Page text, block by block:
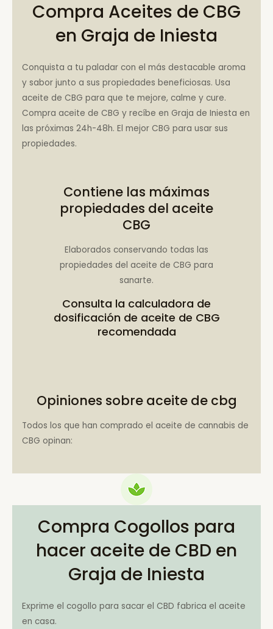
Compra Aceites de CBG
en Graja de Iniesta
Conquista a tu paladar con el más destacable aroma
y sabor junto a sus propiedades beneficiosas. Usa
aceite de CBG para que te mejore, calme y cure.
Compra aceite de CBG y recíbe en Graja de Iniesta en
las próximas 24h-48h. El mejor CBG para usar sus
propiedades.
Contiene las máximas
propiedades del aceite
CBG
Elaborados conservando todas las
propiedades del aceite de CBG para
sanarte.
Consulta la calculadora de
dosificación de aceite de CBG
recomendada
Opiniones sobre aceite de cbg
Todos los que han comprado el aceite de cannabis de
CBG opinan:
Compra Cogollos para
hacer aceite de CBD en
Graja de Iniesta
Exprime el cogollo para sacar el CBD fabrica el aceite
en casa.